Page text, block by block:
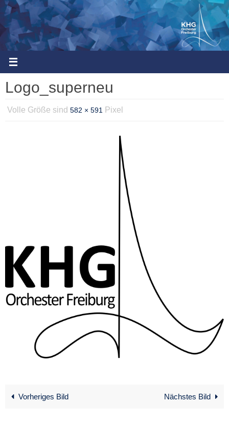
Zum
Inhalt
springen
Logo_superneu
Volle Größe sind 582 × 591 Pixel
Vorheriges Bild Nächstes Bild